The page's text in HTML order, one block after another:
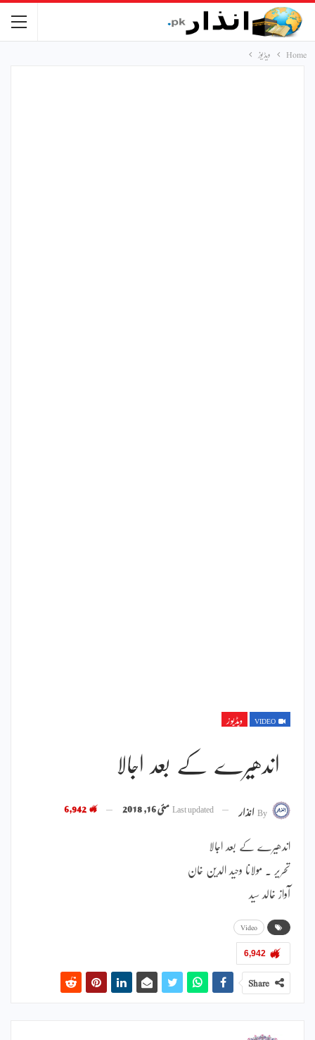
Home ویڈیوز
ویڈیوز
اندھیرے کے بعد اجالا
Byانذار Last updatedمئی 16, 2018
اندھیرے کے بعد اجالا
تحریر ۔ مولانا وحید الدین خان
آواز خالد سید
Video
6,942
Share